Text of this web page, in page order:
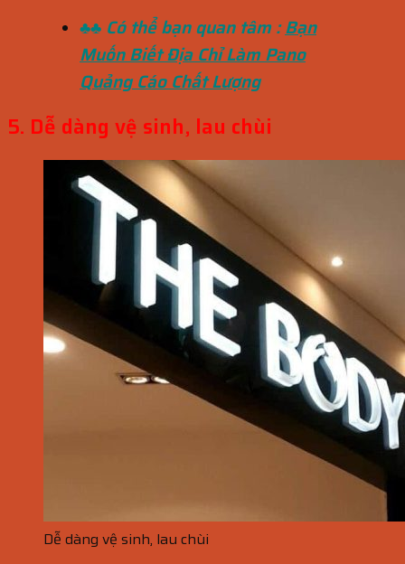
♣♣ Có thể bạn quan tâm :Bạn
Muốn Biết Địa Chỉ Làm Pano
Quảng Cáo Chất Lượng
5. Dễ dàng vệ sinh, lau chùi
Dễ dàng vệ sinh, lau chùi